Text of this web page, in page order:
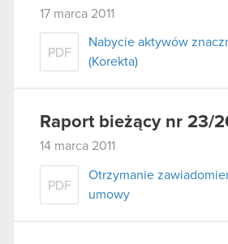
17 marca 2011
PDF
Nabycie aktywów
(Korekta)
Raport bieżący nr 23/
14 marca 2011
PDF
Otrzymanie
umowy